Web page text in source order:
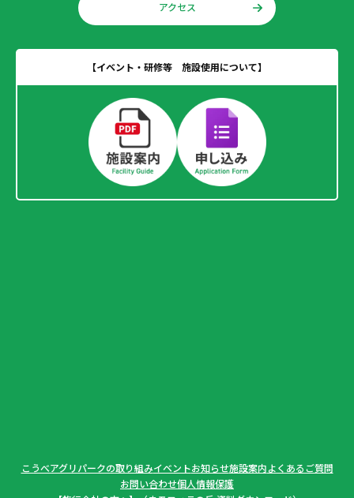
アクセス
【イベント・研修等 施設使用について】
こうべアグリパークの取り組みイベントお知らせ施設案内よくあるご質問
お問い合わせ個人情報保護